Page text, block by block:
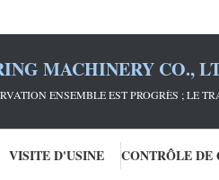
MACHINERY CO.,
ENSEMBLE EST PROGRÈS ; LE
VISITE D'USINE